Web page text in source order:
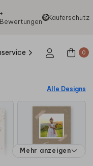
+
Bewertungen
Käuferschutz
0
Alle Designs
Mehr anzeigen